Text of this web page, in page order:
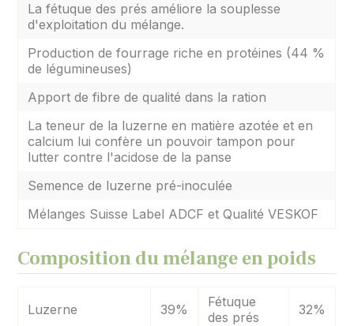
La fétuque des prés améliore la souplesse
d'exploitation du mélange.
Production de fourrage riche en protéines (44 %
de légumineuses)
Apport de fibre de qualité dans la ration
La teneur de la luzerne en matière azotée et en
calcium lui confère un pouvoir tampon pour
lutter contre l'acidose de la panse
Semence de luzerne pré-inoculée
Mélanges Suisse Label ADCF et Qualité VESKOF
Composition du mélange en poids
Luzerne 39%
Fétuque
des prés
32%